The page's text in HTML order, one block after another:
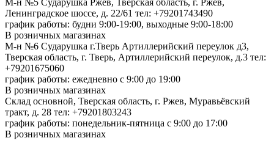
М-н №5 Сударушка Ржев, Тверская область, г. Ржев,
Ленинградское шоссе, д. 22/61 тел: +79201743490
график работы: будни 9:00-19:00, выходные 9:00-18:00
В розничных магазинах
М-н №6 Сударушка г.Тверь Артиллерийский переулок д3,
Тверская область, г. Тверь, Артиллерийский переулок, д.3 тел:
+79201675060
график работы: ежедневно с 9:00 до 19:00
В розничных магазинах
Склад основной, Тверская область, г. Ржев, Муравьёвский
тракт, д. 28 тел: +79201803243
график работы: понедельник-пятница с 9:00 до 17:00
В розничных магазинах